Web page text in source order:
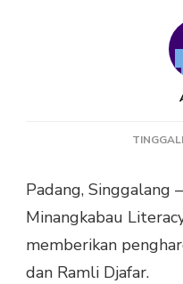
Padang,
Minangkabau
memberikan
dan Ramli Djafar.